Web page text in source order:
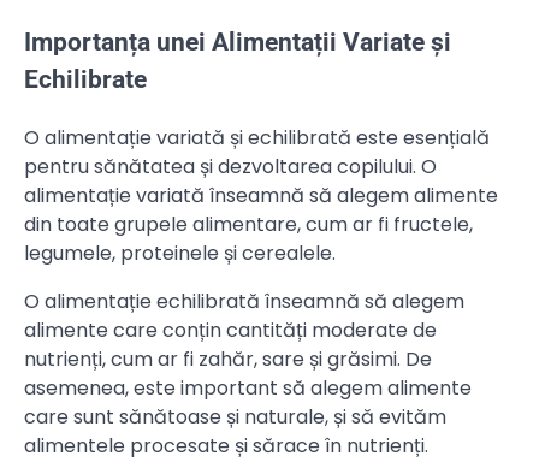
Importanța unei Alimentații Variate și
Echilibrate
O alimentație variată și echilibrată este esențială
pentru sănătatea și dezvoltarea copilului. O
alimentație variată înseamnă să alegem alimente
din toate grupele alimentare, cum ar fi fructele,
legumele, proteinele și cerealele.
O alimentație echilibrată înseamnă să alegem
alimente care conțin cantități moderate de
nutrienți, cum ar fi zahăr, sare și grăsimi. De
asemenea, este important să alegem alimente
care sunt sănătoase și naturale, și să evităm
alimentele procesate și sărace în nutrienți.